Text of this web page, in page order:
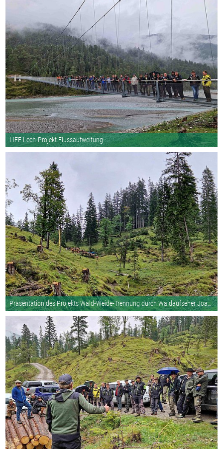
LIFE Lech-Projekt Flussaufweitung
Präsentation des Projekts Wald-Weide-Trennung durch Waldaufseher Joachim